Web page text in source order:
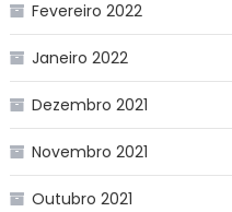
Fevereiro 2022
Janeiro 2022
Dezembro 2021
Novembro 2021
Outubro 2021